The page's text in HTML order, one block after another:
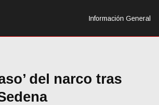
Información General
del narco tras